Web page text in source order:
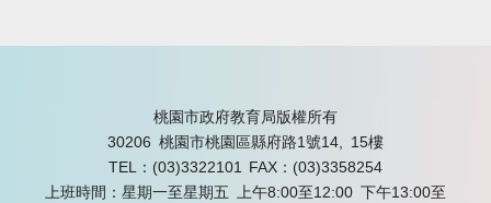
桃園市政府教育局版權所有
30206 桃園市桃園區縣府路1號14, 15樓
TEL：(03)3322101
FAX：(03)3358254
上班時間：星期一至星期五 上午8:00至12:00 下午13:00至